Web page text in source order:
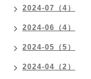
2024-07（4）
2024-06（4）
2024-05（5）
2024-04（2）